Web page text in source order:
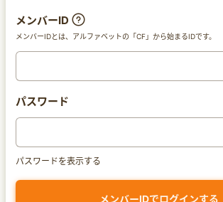
メンバーID
メンバーIDとは、アルファベットの「CF」から始まるIDです。
パスワード
パスワードを表示する